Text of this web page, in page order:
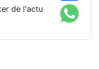
de l'actu